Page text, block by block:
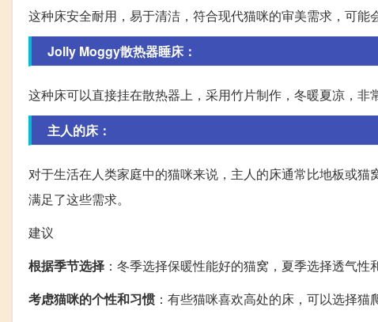
这种床安全耐用，易于清洁，符合现代猫咪的审美需求，可能
Jolly Moggy散热器睡床：
这种床可以直接挂在散热器上，采用竹片制作，冬暖夏凉，非
主人的床：
对于生活在人类家庭中的猫咪来说，主人的床通常比地板或
满足了这些需求。
建议
根据季节选择 ：冬季选择保暖性能好的猫窝，夏季选择透气性
考虑猫咪的个性和习惯 ：有些猫咪喜欢高处的床，可以选择猫